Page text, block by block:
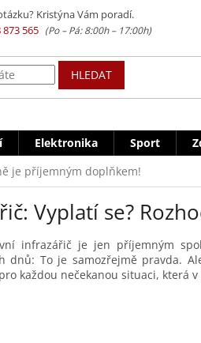
HLEDAT
Elektronika Sport
je příjemným doplňkem!
Vyplatí se?
infrazářič je jen příjemným
dnů: To je samozřejmě pravda.
každou nečekanou situaci, která
Kristýna Vám poradí.
873 565